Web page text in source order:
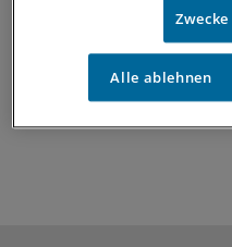
Alle ablehnen